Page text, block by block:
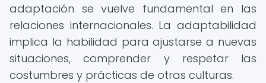
adaptación se vuelve fundamental en las
relaciones internacionales. La adaptabilidad
implica la habilidad para ajustarse a nuevas
situaciones, comprender y respetar las
costumbres y prácticas de otras culturas.